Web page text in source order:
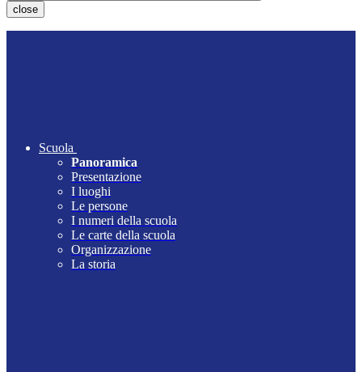
close
Scuola
Panoramica
Presentazione
I luoghi
Le persone
I numeri della scuola
Le carte della scuola
Organizzazione
La storia